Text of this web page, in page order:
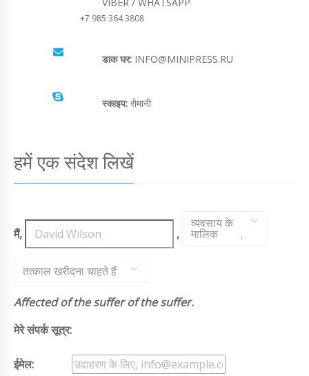
VIBER / WHATSAPP
+7 985 364 3808
डाक घर: INFO@MINIPRESS.RU
स्काइप: रोमानी
हमें एक संदेश लिखें
मैं, ,
व्यवसाय के
मालिक ,
तत्काल खरीदना चाहते हैं
Affected of the suffer of the suffer.
मेरे संपर्क सूत्र:
ईमेल: